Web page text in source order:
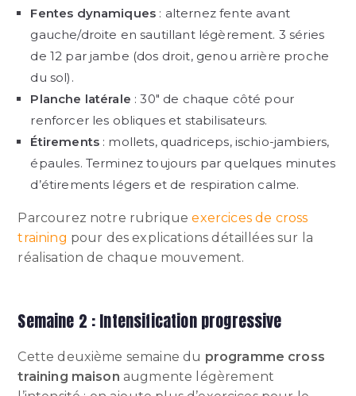
Fentes dynamiques : alternez fente avant
gauche/droite en sautillant légèrement. 3 séries
de 12 par jambe (dos droit, genou arrière proche
du sol).
Planche latérale : 30″ de chaque côté pour
renforcer les obliques et stabilisateurs.
Étirements : mollets, quadriceps, ischio-jambiers,
épaules. Terminez toujours par quelques minutes
d’étirements légers et de respiration calme.
Parcourez notre rubriqueexercices de cross
training pour des explications détaillées sur la
réalisation de chaque mouvement.
Semaine 2 : Intensification progressive
Cette deuxième semaine du programme cross
training maison augmente légèrement